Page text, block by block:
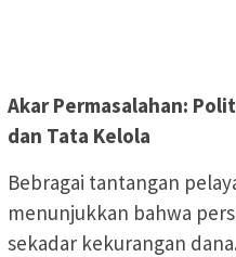
Akar Permasalahan:
dan Tata Kelola
Bebragai tantangan
menunjukkan bahwa
sekadar kekurangan